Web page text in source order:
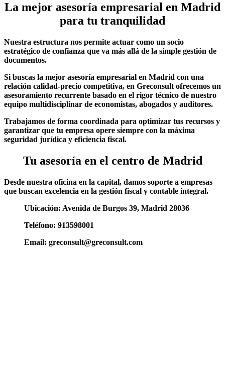
La mejor asesoría empresarial en Madrid
para tu tranquilidad
Nuestra estructura nos permite actuar como un socio
estratégico de confianza que va más allá de la simple gestión de
documentos.
Si buscas la mejor asesoría empresarial en Madrid con una
relación calidad-precio competitiva, en Greconsult ofrecemos un
asesoramiento recurrente basado en el rigor técnico de nuestro
equipo multidisciplinar de economistas, abogados y auditores.
Trabajamos de forma coordinada para optimizar tus recursos y
garantizar que tu empresa opere siempre con la máxima
seguridad jurídica y eficiencia fiscal.
Tu asesoría en el centro de Madrid
Desde nuestra oficina en la capital, damos soporte a empresas
que buscan excelencia en la gestión fiscal y contable integral.
Ubicación: Avenida de Burgos 39, Madrid 28036
Teléfono: 913598001
Email: greconsult@greconsult.com